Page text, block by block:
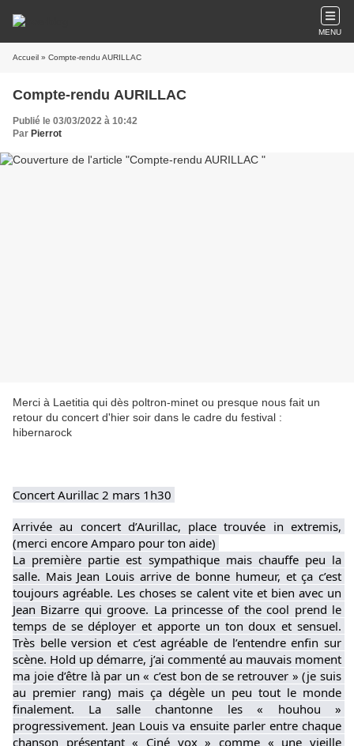
MENU
Accueil » Compte-rendu AURILLAC
Compte-rendu AURILLAC
Publié le 03/03/2022 à 10:42
Par Pierrot
Merci à Laetitia qui dès poltron-minet ou presque nous fait un
retour du concert d'hier soir dans le cadre du festival :
hibernarock
Concert Aurillac 2 mars 1h30
Arrivée au concert d’Aurillac, place trouvée in extremis,
(merci encore Amparo pour ton aide)
La première partie est sympathique mais chauffe peu la
salle. Mais Jean Louis arrive de bonne humeur, et ça c’est
toujours agréable. Les choses se calent vite et bien avec un
Jean Bizarre qui groove. La princesse of the cool prend le
temps de se déployer et apporte un ton doux et sensuel.
Très belle version et c’est agréable de l’entendre enfin sur
scène. Hold up démarre, j’ai commenté au mauvais moment
ma joie d’être là par un « c’est bon de se retrouver » (je suis
au premier rang) mais ça dégèle un peu tout le monde
finalement. La salle chantonne les « houhou »
progressivement. Jean Louis va ensuite parler entre chaque
chanson présentant « Ciné vox » comme « une vieille